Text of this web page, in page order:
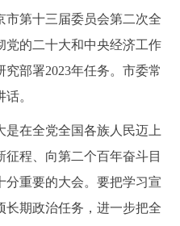
务 投资项目
务
第十三届委员会第二次全
党的二十大和中央经济工作
部署2023年任务。市委常
。
在全党全国各族人民迈上
程、向第二个百年奋斗目
分重要的大会。要把学习宣
长期政治任务，进一步把全